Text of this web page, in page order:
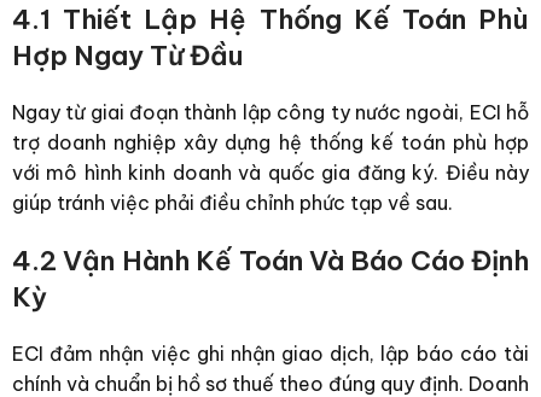
4.1 Thiết Lập Hệ Thống Kế Toán Phù
Hợp Ngay Từ Đầu
Ngay từ giai đoạn thành lập công ty nước ngoài, ECI hỗ
trợ doanh nghiệp xây dựng hệ thống kế toán phù hợp
với mô hình kinh doanh và quốc gia đăng ký. Điều này
giúp tránh việc phải điều chỉnh phức tạp về sau.
4.2 Vận Hành Kế Toán Và Báo Cáo Định
Kỳ
ECI đảm nhận việc ghi nhận giao dịch, lập báo cáo tài
chính và chuẩn bị hồ sơ thuế theo đúng quy định. Doanh